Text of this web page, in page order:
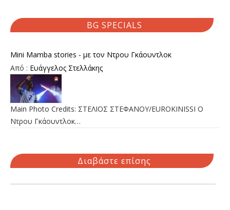
BG SPECIALS
Mini Mamba stories - με τον Ντρου Γκάουντλοκ
Από : Ευάγγελος Στελλάκης
Main Photo Credits: ΣΤΕΛΙΟΣ ΣΤΕΦΑΝΟΥ/EUROKINISSI Ο
Ντρου Γκάουντλοκ…
Διαβάστε επίσης